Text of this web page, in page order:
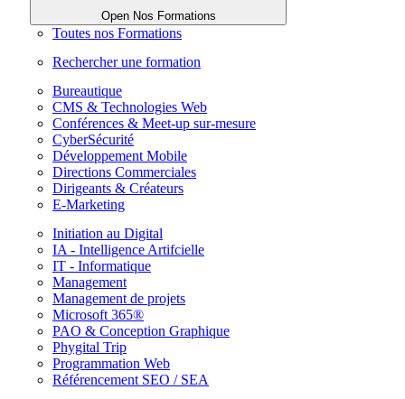
Open Nos Formations
Toutes nos Formations
Rechercher une formation
Bureautique
CMS & Technologies Web
Conférences & Meet-up sur-mesure
CyberSécurité
Développement Mobile
Directions Commerciales
Dirigeants & Créateurs
E-Marketing
Initiation au Digital
IA - Intelligence Artifcielle
IT - Informatique
Management
Management de projets
Microsoft 365®
PAO & Conception Graphique
Phygital Trip
Programmation Web
Référencement SEO / SEA